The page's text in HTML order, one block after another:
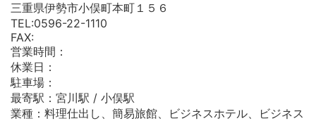
三重県伊勢市小俣町本町１５６
TEL:0596-22-1110
FAX:
営業時間：
休業日：
駐車場：
最寄駅：宮川駅 / 小俣駅
業種：料理仕出し、簡易旅館、ビジネスホテル、ビジネス